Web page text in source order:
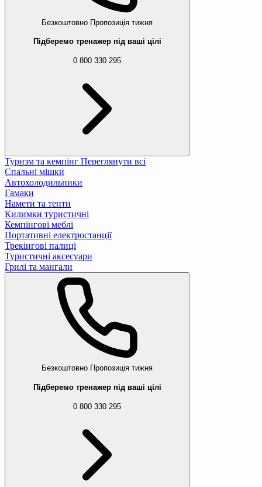
Безкоштовно Пропозиція тижня
Підберемо тренажер під ваші цілі
0 800 330 295
Туризм та кемпінг Переглянути всі
Спальні мішки
Автохолодильники
Гамаки
Намети та тенти
Килимки туристичні
Кемпінгові меблі
Портативні електростанції
Трекінгові палиці
Туристичні аксесуари
Грилі та мангали
Безкоштовно Пропозиція тижня
Підберемо тренажер під ваші цілі
0 800 330 295